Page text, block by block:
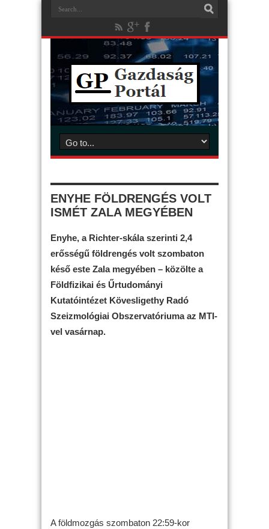
ENYHE FÖLDRENGÉS VOLT
ISMÉT ZALA MEGYÉBEN
Enyhe, a Richter-skála szerinti 2,4
erősségű földrengés volt szombaton
késő este Zala megyében – közölte a
Földfizikai és Űrtudományi
Kutatóintézet Kövesligethy Radó
Szeizmológiai Obszervatóriuma az MTI-
vel vasárnap.
A földmozgás szombaton 22:59-kor